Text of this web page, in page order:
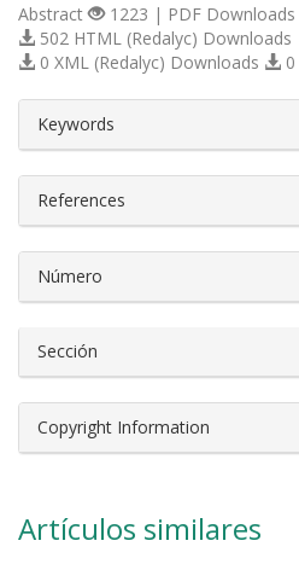
Abstract
1223 | PDF Downloads
502 HTML (Redalyc) Downloads
0 XML (Redalyc) Downloads
0
Keywords
References
Número
Sección
Copyright Information
Artículos similares